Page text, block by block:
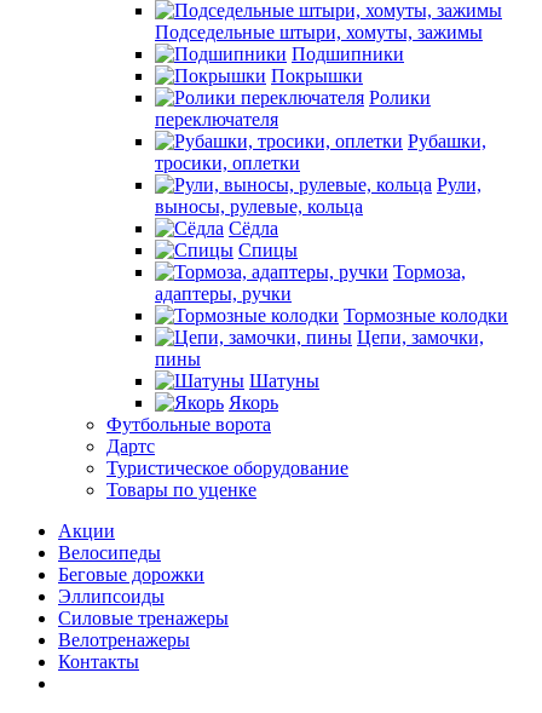
Подседельные штыри, хомуты, зажимы
Подшипники
Покрышки
Ролики
переключателя
Рубашки,
тросики, оплетки
Рули,
выносы, рулевые, кольца
Сёдла
Спицы
Тормоза,
адаптеры, ручки
Тормозные колодки
Цепи, замочки,
пины
Шатуны
Якорь
Футбольные ворота
Дартс
Туристическое оборудование
Товары по уценке
Акции
Велосипеды
Беговые дорожки
Эллипсоиды
Силовые тренажеры
Велотренажеры
Контакты